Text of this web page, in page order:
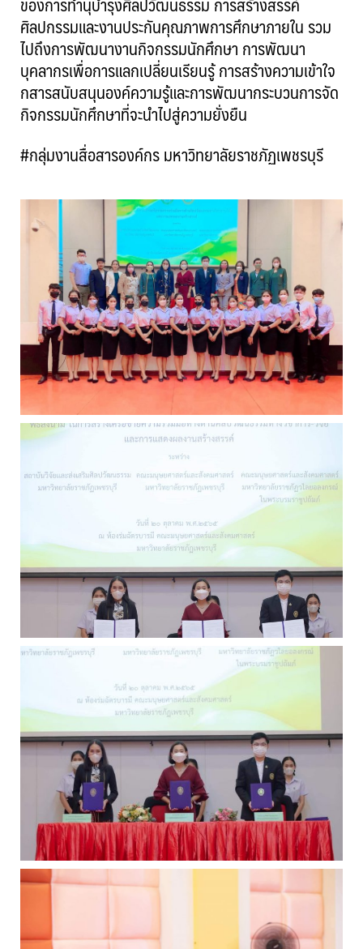
ศิลปกรรมและงานประกันคุณภาพการศึกษาภายใน รวม
ไปถึงการพัฒนางานกิจกรรมนักศึกษา การพัฒนา
บุคลากรเพื่อการแลกเปลี่ยนเรียนรู้ การสร้างความเข้าใจ
กสารสนับสนุนองค์ความรู้และการพัฒนากระบวนการจัด
กิจกรรมนักศึกษาที่จะนำไปสู่ความยั่งยืน
#กลุ่มงานสื่อสารองค์กร มหาวิทยาลัยราชภัฏเพชรบุรี